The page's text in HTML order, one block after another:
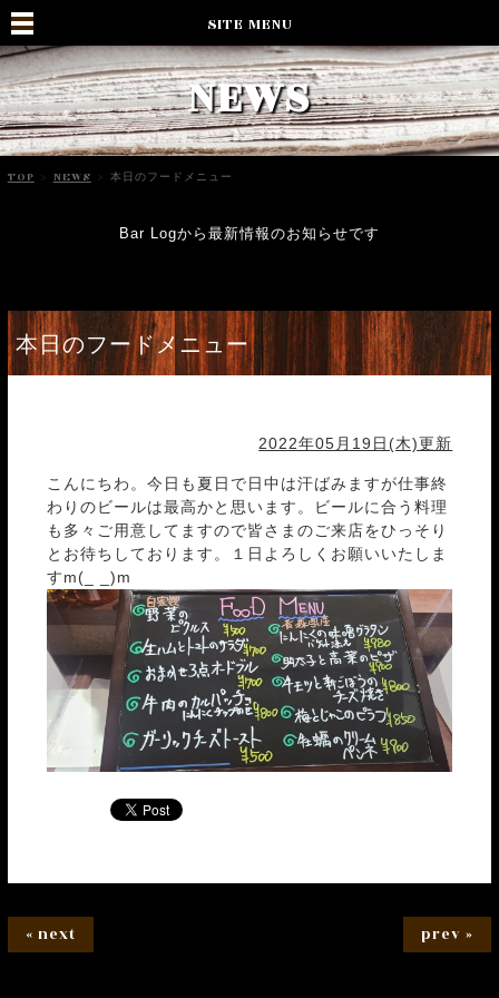
SITE MENU
NEWS
TOP > NEWS > 本日のフードメニュー
Bar Logから最新情報のお知らせです
本日のフードメニュー
2022年05月19日(木)更新
こんにちわ。今日も夏日で日中は汗ばみますが仕事終
わりのビールは最高かと思います。ビールに合う料理
も多々ご用意してますので皆さまのご来店をひっそり
とお待ちしております。１日よろしくお願いいたしま
すm(_ _)m
« next prev »